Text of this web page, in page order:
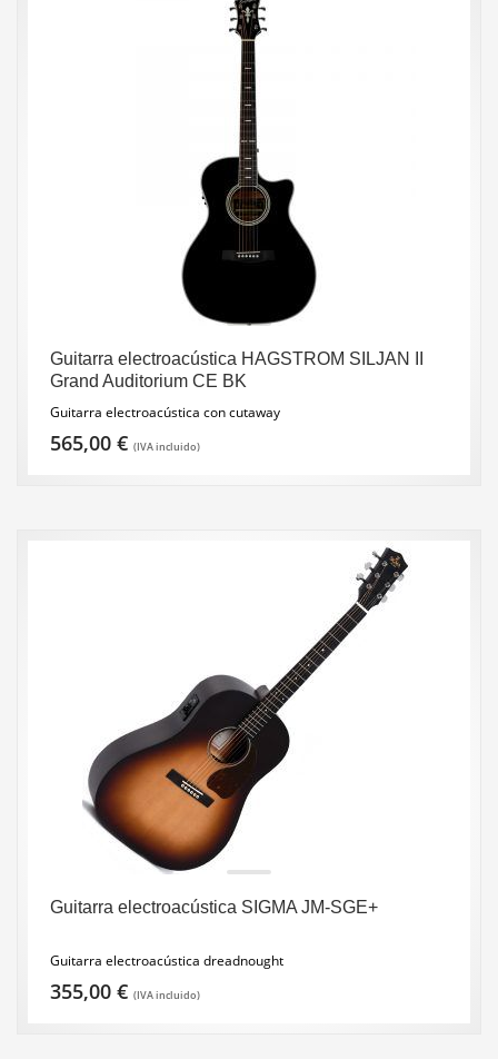
Guitarra electroacústica HAGSTROM SILJAN II
Grand Auditorium CE BK
Guitarra electroacústica con cutaway
565,00 € (IVA incluido)
Guitarra electroacústica SIGMA JM-SGE+
Guitarra electroacústica dreadnought
355,00 € (IVA incluido)